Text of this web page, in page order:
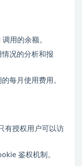
调用的余额。
情况的分析和报
的每月使用费用。
有授权用户可以访
鉴权机制。